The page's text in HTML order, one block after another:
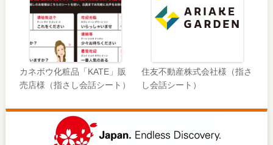
カネボウ化粧品「KATE」販
売店様（指さし会話シート）
住友不動産株式会社様（指さ
し会話シート）